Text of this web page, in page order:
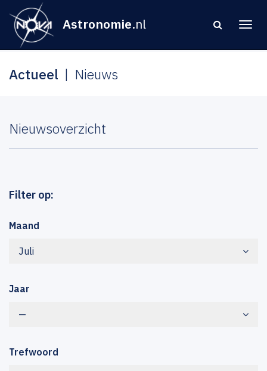
Astronomie.nl
Actueel Nieuws
Nieuwsoverzicht
Filter op:
Maand
Juli
Jaar
—
Trefwoord